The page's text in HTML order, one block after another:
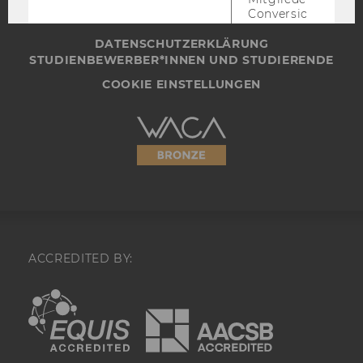
DATENSCHUTZERKLÄRUNG SOCIAL MEDIA
DATENSCHUTZERKLÄRUNG
STUDIENBEWERBER*INNEN UND STUDIERENDE
COOKIE EINSTELLUNGEN
Barrierefreiheitserklärung
Webseite
ACCREDITED BY:
EQUIS
Conversion-
Retargeting und
verwendet wird.
lidc
Dieses Cookie
Auswahl des